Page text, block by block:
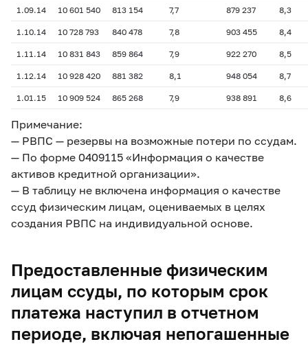
1.09.14 10 601 540 813 154 7,7 879 237 8,3
1.10.14 10 728 793 840 478 7,8 903 455 8,4
1.11.14 10 831 843 859 864 7,9 922 270 8,5
1.12.14 10 928 420 881 382 8,1 948 054 8,7
1.01.15 10 909 524 865 268 7,9 938 891 8,6
Примечание:
— РВПС — резервы на возможные потери по ссудам.
— По форме 0409115 «Информация о качестве
активов кредитной организации».
— В таблицу не включена информация о качестве
ссуд физическим лицам, оцениваемых в целях
создания РВПС на индивидуальной основе.
Предоставленные физическим
лицам ссуды, по которым срок
платежа наступил в отчетном
периоде, включая непогашенные